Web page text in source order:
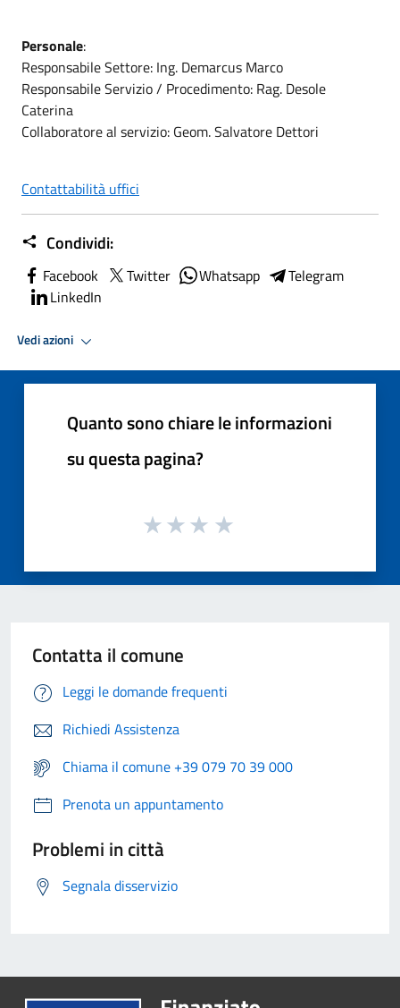
Personale:
Responsabile Settore: Ing. Demarcus Marco
Responsabile Servizio / Procedimento: Rag. Desole
Caterina
Collaboratore al servizio: Geom. Salvatore Dettori
Contattabilità uffici
Condividi:
Facebook Twitter Whatsapp
Telegram
LinkedIn
Vedi azioni
Quanto sono chiare le informazioni
su questa pagina?
Contatta il comune
Leggi le domande frequenti
Richiedi Assistenza
Chiama il comune +39 079 70 39 000
Prenota un appuntamento
Problemi in città
Segnala disservizio